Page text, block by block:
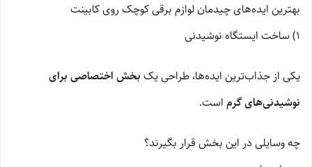
بهترین ایده‌های چیدمان لوازم برقی کوچک روی کابینت
1) ساخت ایستگاه نوشیدنی
یکی از جذاب‌ترین ایده‌ها، طراحی یک بخش اختصاصی برای
نوشیدنی‌های گرم است.
چه وسایلی در این بخش قرار بگیرند؟